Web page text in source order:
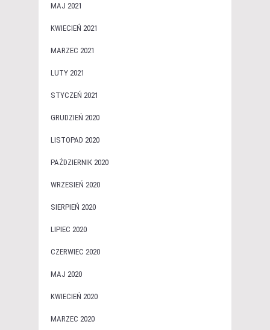
MAJ 2021
KWIECIEŃ 2021
MARZEC 2021
LUTY 2021
STYCZEŃ 2021
GRUDZIEŃ 2020
LISTOPAD 2020
PAŹDZIERNIK 2020
WRZESIEŃ 2020
SIERPIEŃ 2020
LIPIEC 2020
CZERWIEC 2020
MAJ 2020
KWIECIEŃ 2020
MARZEC 2020